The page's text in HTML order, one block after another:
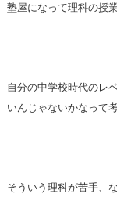
塾屋になって理科の授
自分の中学校時代のレ
いんじゃないかなって考
そういう理科が苦手、